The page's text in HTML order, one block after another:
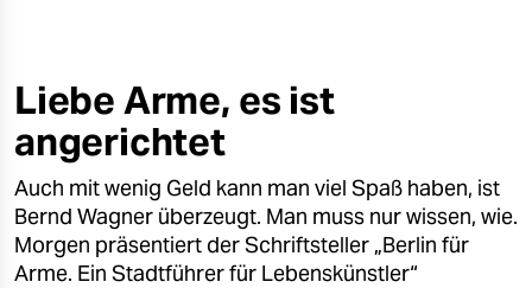
öko
gesellschaft
kultur
sport
Liebe Arme, es ist
angerichtet
Auch mit wenig Geld kann man viel Spaß haben, ist
Bernd Wagner überzeugt. Man muss nur wissen, wie.
Morgen präsentiert der Schriftsteller „Berlin für
Arme. Ein Stadtführer für Lebenskünstler“